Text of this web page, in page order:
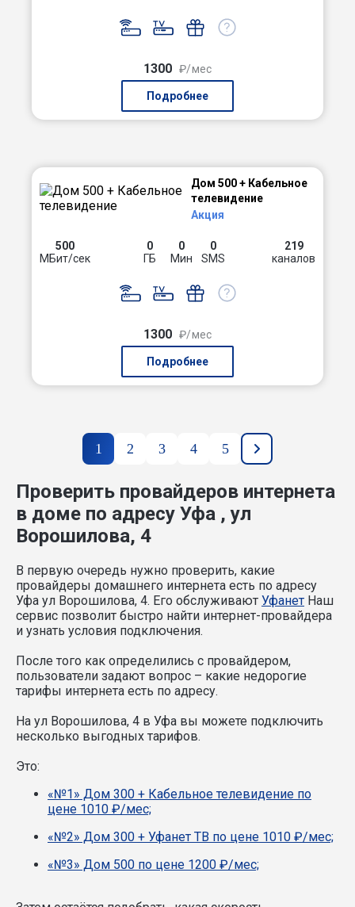
1300 ₽/мес
Подробнее
Дом 500 + Кабельное
телевидение
Акция
500
МБит/сек
0
ГБ
0
Мин
0
SMS
219
каналов
1300 ₽/мес
Подробнее
1 2 3 4 5
Проверить провайдеров интернета
в доме по адресу Уфа , ул
Ворошилова, 4
В первую очередь нужно проверить, какие
провайдеры домашнего интернета есть по адресу
Уфа ул Ворошилова, 4. Его обслуживают Уфанет Наш
сервис позволит быстро найти интернет-провайдера
и узнать условия подключения.
После того как определились с провайдером,
пользователи задают вопрос – какие недорогие
тарифы интернета есть по адресу.
На ул Ворошилова, 4 в Уфа вы можете подключить
несколько выгодных тарифов.
Это:
«№1» Дом 300 + Кабельное телевидение по
цене 1010 ₽/мес;
«№2» Дом 300 + Уфанет ТВ по цене 1010 ₽/мес;
«№3» Дом 500 по цене 1200 ₽/мес;